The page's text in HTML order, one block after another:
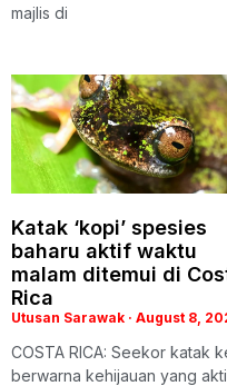
majlis di
Katak ‘kopi’ spesies
baharu aktif waktu
malam ditemui di
Rica
Utusan Sarawak August 8,
COSTA RICA: Seekor katak
berwarna kehijauan yang